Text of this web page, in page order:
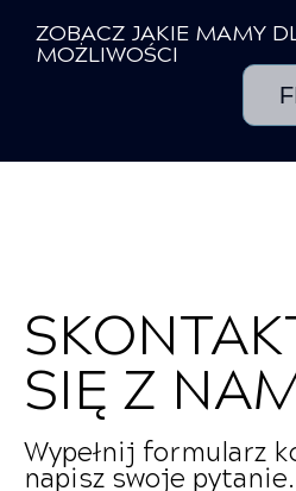
ZOBACZ JAKIE MAMY
MOŻLIWOŚCI
SIĘ Z
Wypełnij formularz
napisz swoje pytanie.